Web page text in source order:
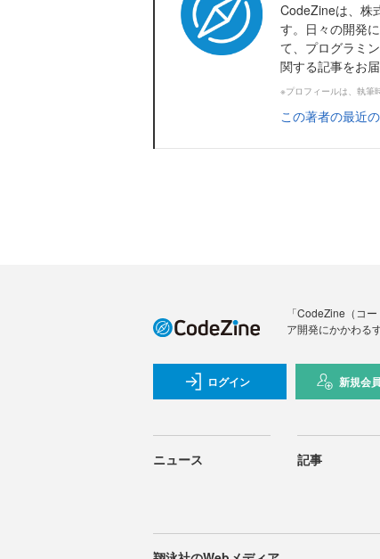
CodeZineは、株
す。日々の開発
て、プログラミ
関する記事をお
※プロフィールは、執筆
この著者の最近
「CodeZine（コ
ア開発にかかわる
ログイン 新規会
ニュース 記事